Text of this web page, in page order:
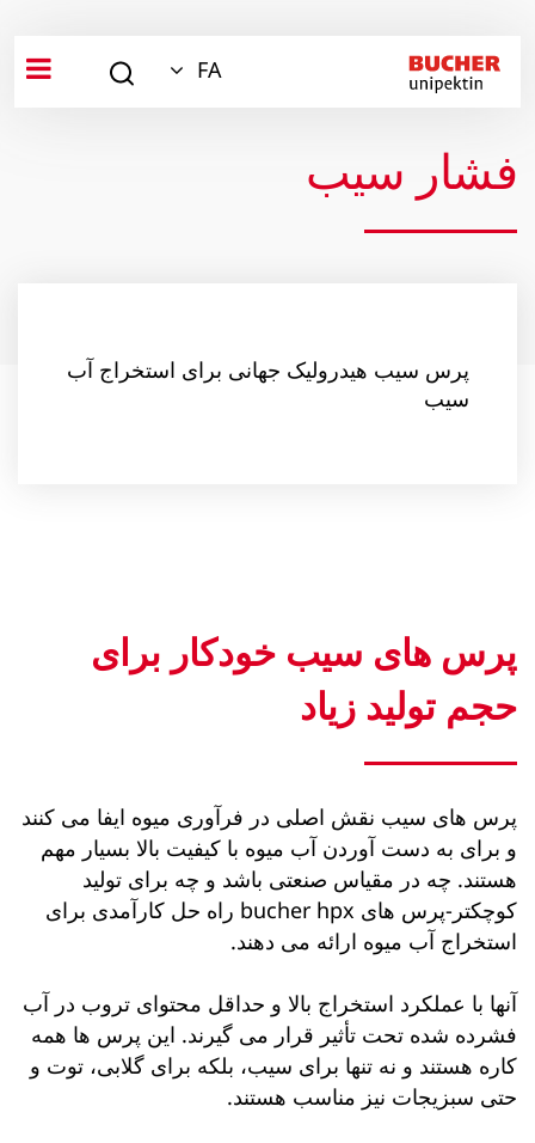
FA
فشار سیب
پرس سیب هیدرولیک جهانی برای استخراج آب
سیب
پرس های سیب خودکار برای
حجم تولید زیاد
پرس های سیب نقش اصلی در فرآوری میوه ایفا می کنند
و برای به دست آوردن آب میوه با کیفیت بالا بسیار مهم
هستند. چه در مقیاس صنعتی باشد و چه برای تولید
کوچکتر-پرس های bucher hpx راه حل کارآمدی برای
استخراج آب میوه ارائه می دهند.
آنها با عملکرد استخراج بالا و حداقل محتوای تروب در آب
فشرده شده تحت تأثیر قرار می گیرند. این پرس ها همه
کاره هستند و نه تنها برای سیب، بلکه برای گلابی، توت و
حتی سبزیجات نیز مناسب هستند.